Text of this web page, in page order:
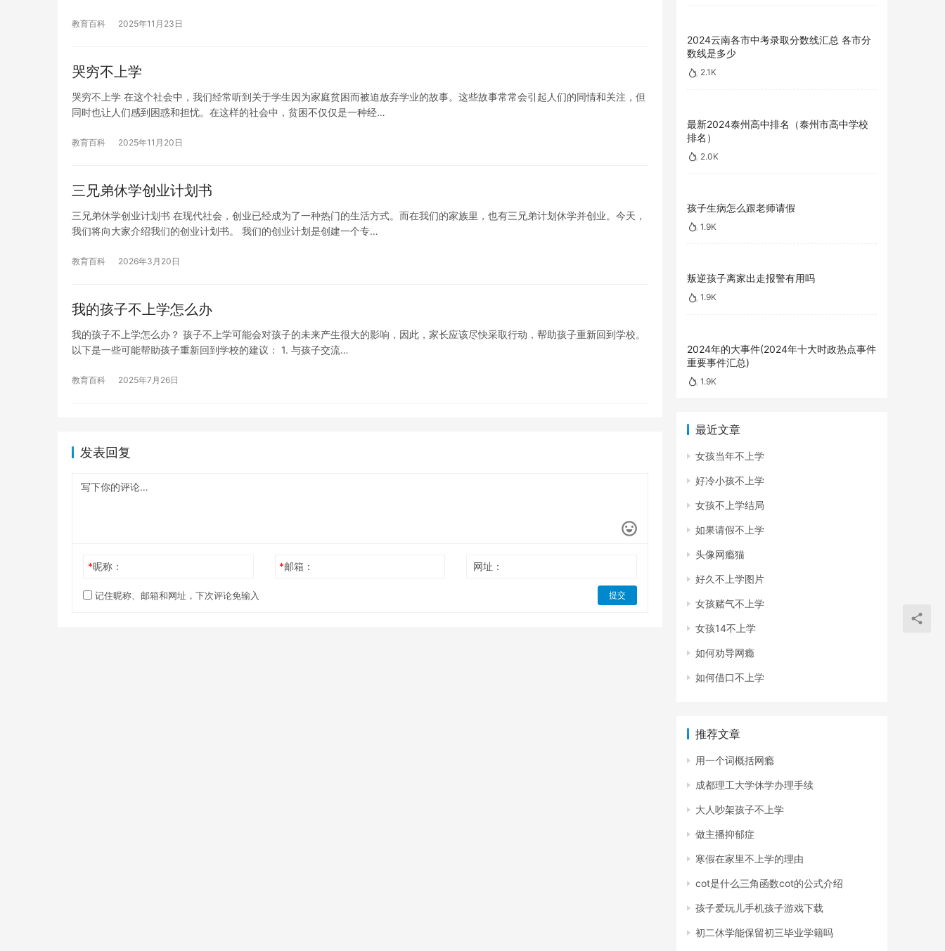
教育百科 2025年11月23日
哭穷不上学
哭穷不上学 在这个社会中，我们经常听到关于学生因为家庭贫困而被迫放弃学业的故事。这些故事常常会引起人们的同情和关注，但
同时也让人们感到困惑和担忧。在这样的社会中，贫困不仅仅是一种经…
教育百科 2025年11月20日
三兄弟休学创业计划书
三兄弟休学创业计划书 在现代社会，创业已经成为了一种热门的生活方式。而在我们的家族里，也有三兄弟计划休学并创业。今天，
我们将向大家介绍我们的创业计划书。 我们的创业计划是创建一个专…
教育百科 2026年3月20日
我的孩子不上学怎么办
我的孩子不上学怎么办？ 孩子不上学可能会对孩子的未来产生很大的影响，因此，家长应该尽快采取行动，帮助孩子重新回到学校。
以下是一些可能帮助孩子重新回到学校的建议： 1. 与孩子交流…
教育百科 2025年7月26日
发表回复
*昵称： *邮箱： 网址：
记住昵称、邮箱和网址，下次评论免输入 提交
2024云南各市中考录取分数线汇总 各市分
数线是多少
2.1K
最新2024泰州高中排名（泰州市高中学校
排名）
2.0K
孩子生病怎么跟老师请假
1.9K
叛逆孩子离家出走报警有用吗
1.9K
2024年的大事件(2024年十大时政热点事件
重要事件汇总)
1.9K
最近文章
女孩当年不上学
好冷小孩不上学
女孩不上学结局
如果请假不上学
头像网瘾猫
好久不上学图片
女孩赌气不上学
女孩14不上学
如何劝导网瘾
如何借口不上学
推荐文章
用一个词概括网瘾
成都理工大学休学办理手续
大人吵架孩子不上学
做主播抑郁症
寒假在家里不上学的理由
cot是什么三角函数cot的公式介绍
孩子爱玩儿手机孩子游戏下载
初二休学能保留初三毕业学籍吗